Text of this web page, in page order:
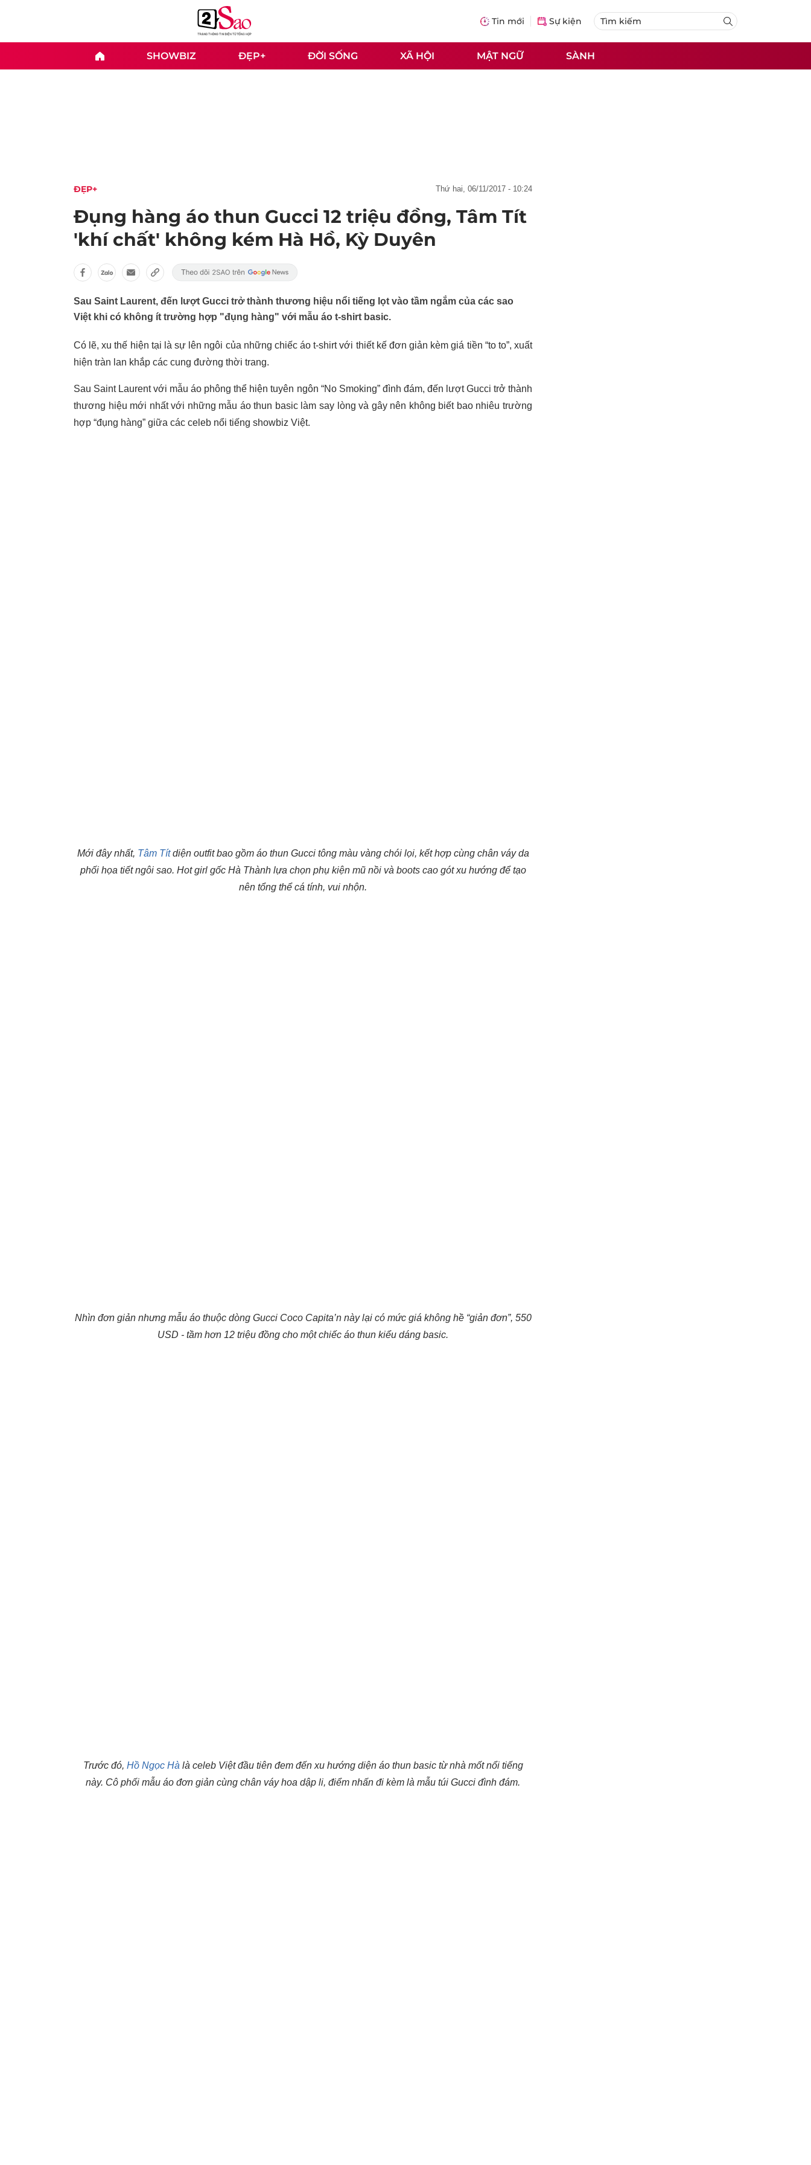
Tin mới Sự kiện
SHOWBIZ ĐẸP+ ĐỜI SỐNG XÃ HỘI MẬT NGỮ SÀNH
ĐẸP+ thứ hai, 06/11/2017 - 10:24
Đụng hàng áo thun Gucci 12 triệu đồng, Tâm Tít
'khí chất' không kém Hà Hồ, Kỳ Duyên
Sau Saint Laurent, đến lượt Gucci trở thành thương hiệu nổi tiếng lọt vào tầm ngắm của các sao
Việt khi có không ít trường hợp "đụng hàng" với mẫu áo t-shirt basic.
Có lẽ, xu thế hiện tại là sự lên ngôi của những chiếc áo t-shirt với thiết kế đơn giản kèm giá tiền “to to”, xuất
hiện tràn lan khắp các cung đường thời trang.
Sau Saint Laurent với mẫu áo phông thể hiện tuyên ngôn “No Smoking” đình đám, đến lượt Gucci trở thành
thương hiệu mới nhất với những mẫu áo thun basic làm say lòng và gây nên không biết bao nhiêu trường
hợp “đụng hàng” giữa các celeb nổi tiếng showbiz Việt.
Mới đây nhất, Tâm Títdiện outfit bao gồm áo thun Gucci tông màu vàng chói lọi, kết hợp cùng chân váy da
phối họa tiết ngôi sao. Hot girl gốc Hà Thành lựa chọn phụ kiện mũ nồi và boots cao gót xu hướng để tạo
nên tổng thể cá tính, vui nhộn.
Nhìn đơn giản nhưng mẫu áo thuộc dòng Gucci Coco Capita’n này lại có mức giá không hề “giản đơn”, 550
USD - tầm hơn 12 triệu đồng cho một chiếc áo thun kiểu dáng basic.
Trước đó, Hồ Ngọc Hà là celeb Việt đầu tiên đem đến xu hướng diện áo thun basic từ nhà mốt nổi tiếng
này. Cô phối mẫu áo đơn giản cùng chân váy hoa dập li, điểm nhấn đi kèm là mẫu túi Gucci đình đám.